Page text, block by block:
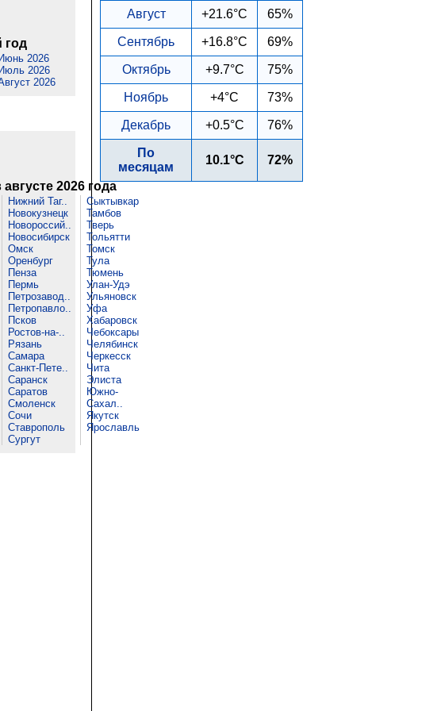
год
Июнь 2026
Июль 2026
2026
2026 года
Нижний Таг..
Новокузнецк
Новороссий..
Новосибирск
Омск
Оренбург
Пенза
Пермь
Петрозавод..
Петропавло..
Псков
Ростов-на-..
Рязань
Самара
Санкт-Пете..
Саранск
Саратов
Смоленск
Сочи
Ставрополь
Сургут
Сыктывкар
Тамбов
Тверь
Тольятти
Томск
Тула
Тюмень
Улан-Удэ
Ульяновск
Уфа
Хабаровск
Чебоксары
Челябинск
Черкесск
Чита
Элиста
Южно-
Сахал..
Якутск
Ярославль
Август +21.6°C 65%
Сентябрь +16.8°C 69%
Октябрь +9.7°C 75%
Ноябрь +4°C 73%
Декабрь +0.5°C 76%
По
месяцам
10.1°C 72%